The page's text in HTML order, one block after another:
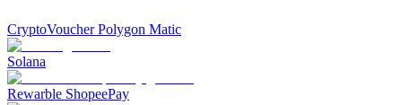
CryptoVoucher Polygon Matic
Solana
Rewarble ShopeePay